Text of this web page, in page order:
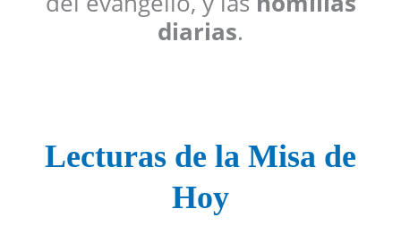
diarias.
Lecturas de la Misa de
Hoy